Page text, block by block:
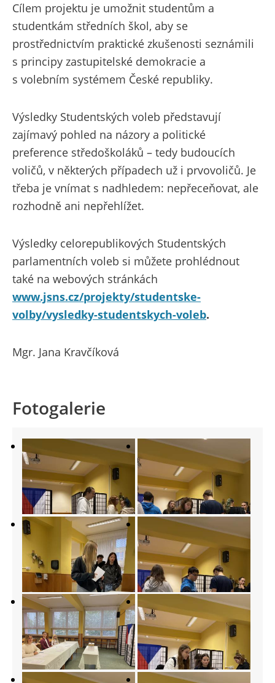
Cílem projektu je umožnit studentům a
studentkám středních škol, aby se
prostřednictvím praktické zkušenosti seznámili
s principy zastupitelské demokracie a
s volebním systémem České republiky.
Výsledky Studentských voleb představují
zajímavý pohled na názory a politické
preference středoškoláků – tedy budoucích
voličů, v některých případech už i prvovoličů. Je
třeba je vnímat s nadhledem: nepřeceňovat, ale
rozhodně ani nepřehlížet.
Výsledky celorepublikových Studentských
parlamentních voleb si můžete prohlédnout
také na webových stránkách
www.jsns.cz/projekty/studentske-
volby/vysledky-studentskych-voleb.
Mgr. Jana Kravčíková
Fotogalerie